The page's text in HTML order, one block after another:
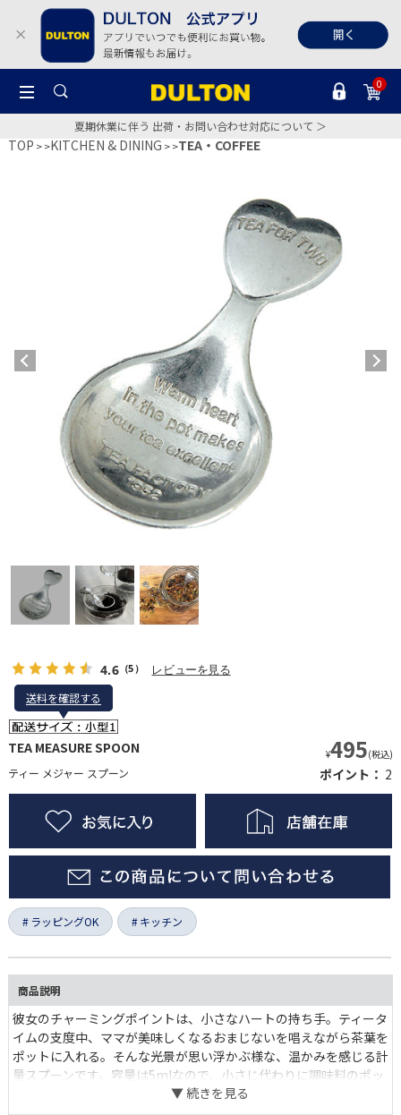
0
夏期休業に伴う 出荷・お問い合わせ対応について ＞
TOP >KITCHEN & DINING >TEA・COFFEE
4.6（5） レビューを見る
送料を確認する
送料を確認する
TEA MEASURE SPOON
ティー メジャー スプーン
¥495(税込)
ポイント： 2
ラッピングOK キッチン
商品説明
彼女のチャーミングポイントは、小さなハートの持ち手。ティータ
イムの支度中、ママが美味しくなるおまじないを唱えながら茶葉を
ポットに入れる。そんな光景が思い浮かぶ様な、温かみを感じる計
量スプーンです。容量は5mlなので、小さじ代わりに調味料のポッ